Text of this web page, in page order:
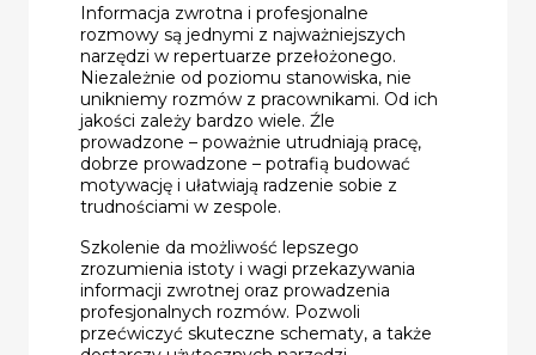
Informacja zwrotna i profesjonalne
rozmowy są jednymi z najważniejszych
narzędzi w repertuarze przełożonego.
Niezależnie od poziomu stanowiska, nie
unikniemy rozmów z pracownikami. Od ich
jakości zależy bardzo wiele. Źle
prowadzone – poważnie utrudniają pracę,
dobrze prowadzone – potrafią budować
motywację i ułatwiają radzenie sobie z
trudnościami w zespole.
Szkolenie da możliwość lepszego
zrozumienia istoty i wagi przekazywania
informacji zwrotnej oraz prowadzenia
profesjonalnych rozmów. Pozwoli
przećwiczyć skuteczne schematy, a także